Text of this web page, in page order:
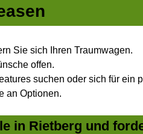
Sie sich Ihren Traumwagen.
offen.
suchen oder sich für ein
an Optionen.
in Rietberg und